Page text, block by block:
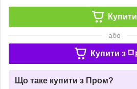
Купити
або
Купити з
Що таке купити з Пром?